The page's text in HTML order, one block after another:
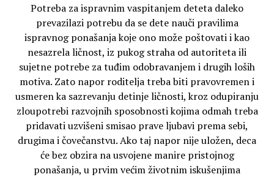
Potreba za ispravnim vaspitanjem deteta daleko
prevazilazi potrebu da se dete nauči pravilima
ispravnog ponašanja koje ono može poštovati i kao
nesazrela ličnost, iz pukog straha od autoriteta ili
sujetne potrebe za tuđim odobravanjem i drugih loših
motiva. Zato napor roditelja treba biti pravovremen i
usmeren ka sazrevanju detinje ličnosti, kroz odupiranju
zloupotrebi razvojnih sposobnosti kojima odmah treba
pridavati uzvišeni smisao prave ljubavi prema sebi,
drugima i čovečanstvu. Ako taj napor nije uložen, deca
će bez obzira na usvojene manire pristojnog
ponašanja, u prvim većim životnim iskušenjima